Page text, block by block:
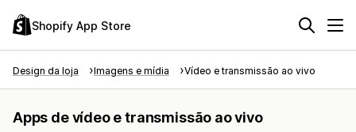
Shopify App Store
Design da loja Imagens e mídia Vídeo e transmissão ao vivo
Apps de vídeo e transmissão ao vivo